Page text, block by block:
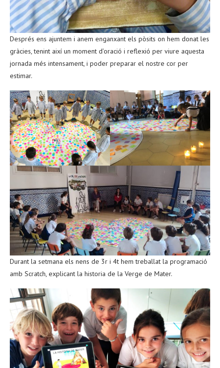
Després ens ajuntem i anem enganxant els pòsits on hem donat les
gràcies, tenint així un moment d’oració i reflexió per viure aquesta
jornada més intensament, i poder preparar el nostre cor per
estimar.
Durant la setmana els nens de 3r i 4t hem treballat la programació
amb Scratch, explicant la historia de la Verge de Mater.